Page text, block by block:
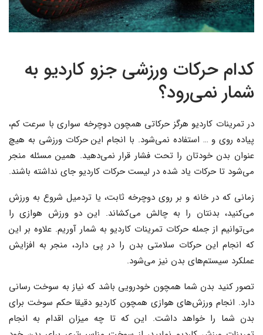
کدام حرکات ورزشی جزو کاردیو به
شمار نمی‌رود؟
در تمرینات کاردیو هرگز حرکاتی همچون دوچرخه سواری با سرعت کم،
پیاده روی و … استفاده نمی‌شود. با انجام این حرکات ورزشی به هیچ
عنوان بدن خودتان را تحت فشار قرار نمی‌دهید. همین مسئله منجر
می‌شود تا حرکات یاد شده در لیست حرکات کاردیو جای نداشته باشند.
زمانی که در خانه و بر روی دوچرخه ثابت، یا تردمیل شروع به ورزش
می‌کنید، بدنتان را به چالش می‌کشاند. این دو ورزش هوازی را
می‌توانیم از جمله حرکات تمرینات کاردیو به شمار آوریم. علاوه بر این
که انجام این حرکات سلامتی بدن را در پی دارد، منجر به افزایش
عملکرد سیستم‌های بدن نیز می‌شود.
تصور کنید بدن شما همچون خودرویی باشد که نیاز به سوخت رسانی
دارد. انجام ورزش‌های هوازی همچون کاردیو دقیقا حکم سوخت برای
بدن شما را خواهد داشت. این که تا چه میزان اقدام به انجام